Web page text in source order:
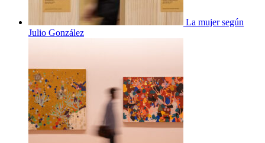
La mujer según
Julio González